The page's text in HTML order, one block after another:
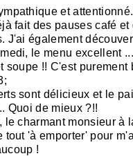
et attentionné.
fait des pauses café et
J'ai également
le menu excellent
soupe !! C'est purement
sont délicieux et le
Quoi de mieux ?!!
le charmant monsieur à
tout 'à emporter' pour
!